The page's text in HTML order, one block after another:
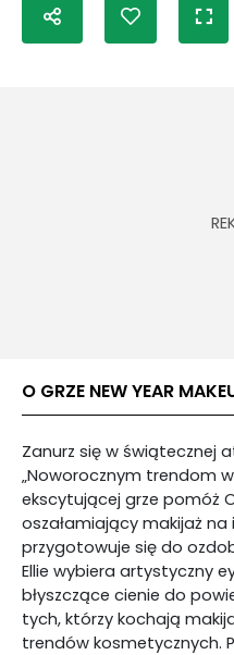
O GRZE NEW YEAR
Zanurz się w świątecznej
„Noworocznym trendom
ekscytującej grze pomóż
oszałamiający makijaż na
przygotowuje się do
Ellie wybiera artystyczny
błyszczące cienie do
tych, którzy kochają
trendów kosmetycznych.